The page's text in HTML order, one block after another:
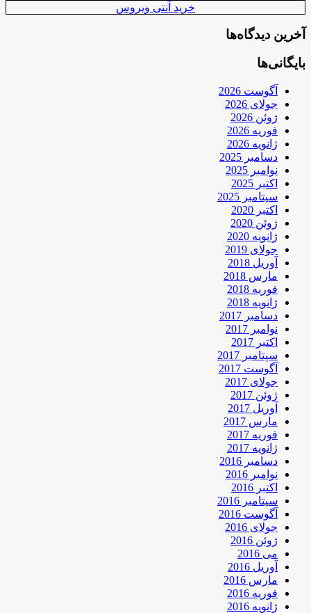
خرید آنتی ویروس
آخرین دیدگاه‌ها
بایگانی‌ها
آگوست 2026
جولای 2026
ژوئن 2026
فوریه 2026
ژانویه 2026
دسامبر 2025
نوامبر 2025
اکتبر 2025
سپتامبر 2025
اکتبر 2020
ژوئن 2020
ژانویه 2020
جولای 2019
آوریل 2018
مارس 2018
فوریه 2018
ژانویه 2018
دسامبر 2017
نوامبر 2017
اکتبر 2017
سپتامبر 2017
آگوست 2017
جولای 2017
ژوئن 2017
آوریل 2017
مارس 2017
فوریه 2017
ژانویه 2017
دسامبر 2016
نوامبر 2016
اکتبر 2016
سپتامبر 2016
آگوست 2016
جولای 2016
ژوئن 2016
می 2016
آوریل 2016
مارس 2016
فوریه 2016
ژانویه 2016